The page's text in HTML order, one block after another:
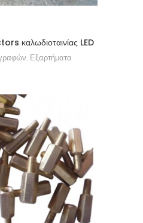
καλωδιοταινίας LED
, Εξαρτήματα